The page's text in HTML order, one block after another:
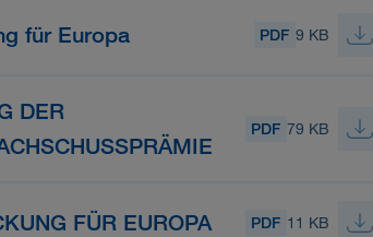
für Europa PDF 9 KB
DER
PDF 79 KB
FÜR EUROPA PDF 11 KB